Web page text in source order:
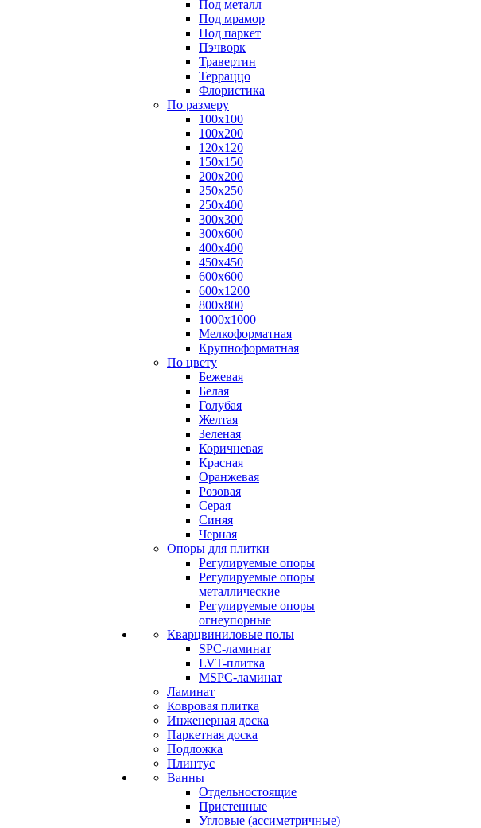
Под металл
Под мрамор
Под паркет
Пэчворк
Травертин
Терраццо
Флористика
По размеру
100х100
100х200
120х120
150х150
200х200
250х250
250х400
300х300
300х600
400х400
450х450
600х600
600х1200
800х800
1000х1000
Мелкоформатная
Крупноформатная
По цвету
Бежевая
Белая
Голубая
Желтая
Зеленая
Коричневая
Красная
Оранжевая
Розовая
Серая
Синяя
Черная
Опоры для плитки
Регулируемые опоры
Регулируемые опоры
металлические
Регулируемые опоры
огнеупорные
Кварцвиниловые полы
SPC-ламинат
LVT-плитка
MSPC-ламинат
Ламинат
Ковровая плитка
Инженерная доска
Паркетная доска
Подложка
Плинтус
Ванны
Отдельностоящие
Пристенные
Угловые (ассиметричные)